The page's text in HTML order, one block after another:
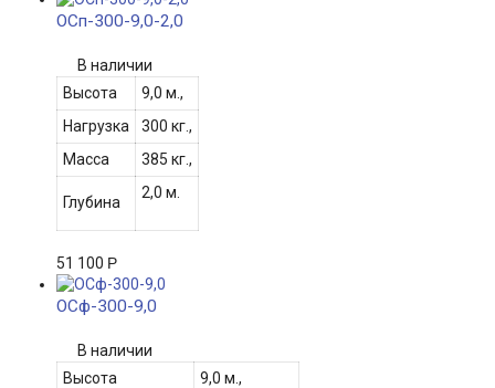
ОСп-300-9,0-2,0
В наличии
Высота
9,0 м.,
Нагрузка
300 кг.,
Масса
385 кг.,
Глубина
2,0 м.
51 100 Р
ОСф-300-9,0
В наличии
Высота
9,0 м.,